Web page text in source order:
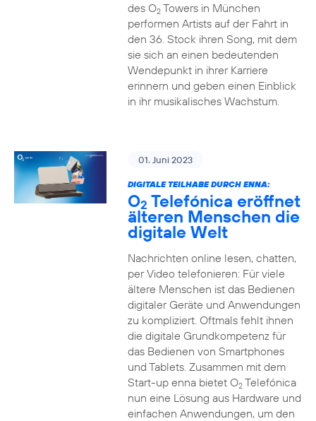
des O2Towers in München
performen Artists auf der Fahrt in
den 36. Stock ihren Song, mit dem
sie sich an einen bedeutenden
Wendepunkt in ihrer Karriere
erinnern und geben einen Einblick
in ihr musikalisches Wachstum.
01. Juni 2023
DIGITALE TEILHABE DURCH ENNA:
O2 Telefónica eröffnet
älteren Menschen die
digitale Welt
Nachrichten online lesen, chatten,
per Video telefonieren: Für viele
ältere Menschen ist das Bedienen
digitaler Geräte und Anwendungen
zu kompliziert. Oftmals fehlt ihnen
die digitale Grundkompetenz für
das Bedienen von Smartphones
und Tablets. Zusammen mit dem
Start-up enna bietet O2Telefónica
nun eine Lösung aus Hardware und
einfachen Anwendungen, um den